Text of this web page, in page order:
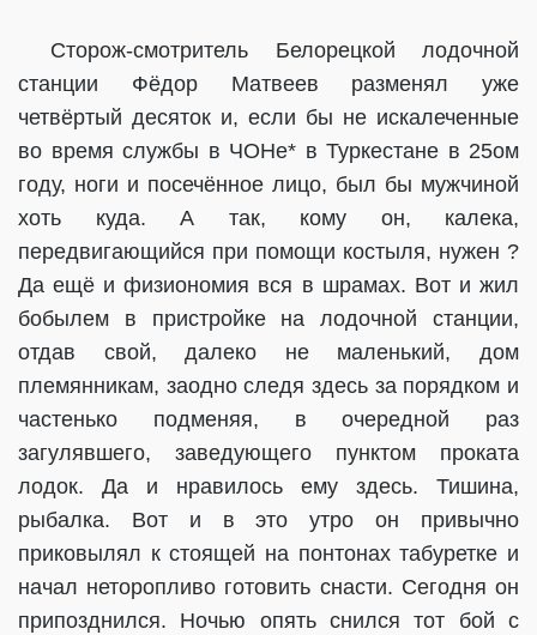
Сторож-смотритель Белорецкой лодочной
станции Фёдор Матвеев разменял уже
четвёртый десяток и, если бы не искалеченные
во время службы в ЧОНе* в Туркестане в 25ом
году, ноги и посечённое лицо, был бы мужчиной
хоть куда. А так, кому он, калека,
передвигающийся при помощи костыля, нужен ?
Да ещё и физиономия вся в шрамах. Вот и жил
бобылем в пристройке на лодочной станции,
отдав свой, далеко не маленький, дом
племянникам, заодно следя здесь за порядком и
частенько подменяя, в очередной раз
загулявшего, заведующего пунктом проката
лодок. Да и нравилось ему здесь. Тишина,
рыбалка. Вот и в это утро он привычно
приковылял к стоящей на понтонах табуретке и
начал неторопливо готовить снасти. Сегодня он
припозднился. Ночью опять снился тот бой с